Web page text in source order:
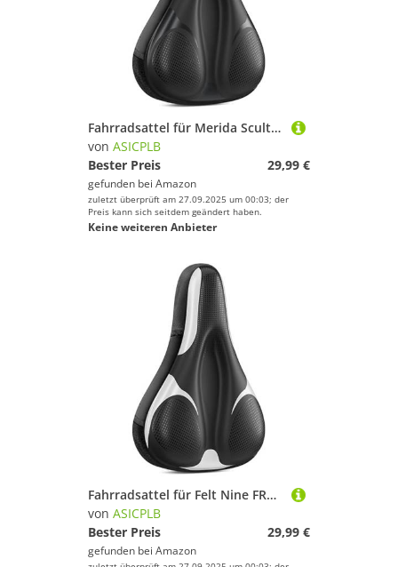
Fahrradsattel für Merida Scultura 8000 E, Bequemer Stoßdämpfender PU-Fahrradsitzkissen, Atmungsaktiv Mountainbikesättel für Tägliche Reisen und Wandern,A
von ASICPLB
Bester Preis
29,99 €
gefunden bei Amazon
zuletzt überprüft am 27.09.2025 um 00:03; der
Preis kann sich seitdem geändert haben.
Keine weiteren Anbieter
Fahrradsattel für Felt Nine FRD Nine Race Performance FR 3.0, Bequemer Stoßdämpfender PU-Fahrradsitzkissen, Atmungsaktiv Mountainbikesättel für Tägliche Reisen und Wandern, B
von ASICPLB
Bester Preis
29,99 €
gefunden bei Amazon